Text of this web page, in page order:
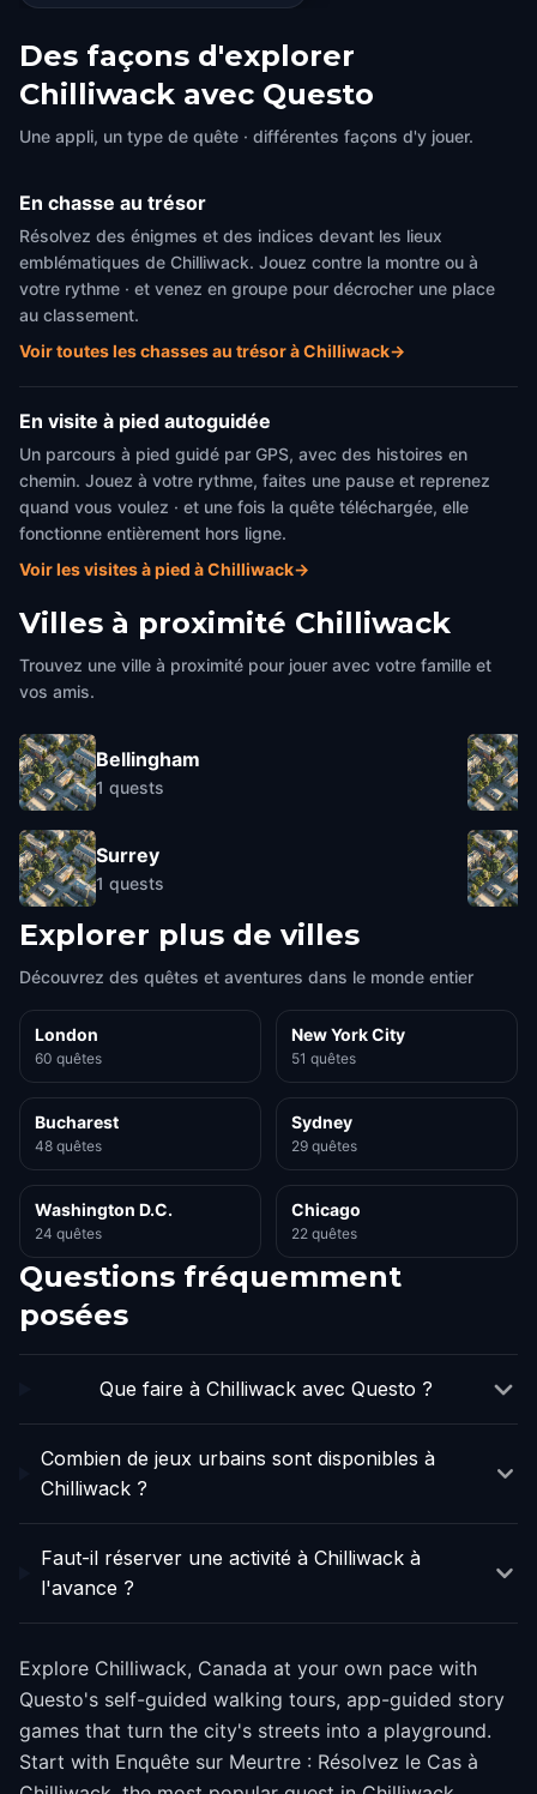
Des façons d'explorer
Chilliwack avec Questo
Une appli, un type de quête · différentes façons d'y jouer.
En chasse au trésor
Résolvez des énigmes et des indices devant les lieux
emblématiques de Chilliwack. Jouez contre la montre ou à
votre rythme · et venez en groupe pour décrocher une place
au classement.
Voir toutes les chasses au trésor à Chilliwack→
En visite à pied autoguidée
Un parcours à pied guidé par GPS, avec des histoires en
chemin. Jouez à votre rythme, faites une pause et reprenez
quand vous voulez · et une fois la quête téléchargée, elle
fonctionne entièrement hors ligne.
Voir les visites à pied à Chilliwack→
Villes à proximité Chilliwack
Trouvez une ville à proximité pour jouer avec votre famille et
vos amis.
Bellingham
1 quests
Surrey
1 quests
Explorer plus de villes
Découvrez des quêtes et aventures dans le monde entier
London
60 quêtes
New York City
51 quêtes
Bucharest
48 quêtes
Sydney
29 quêtes
Washington D.C.
24 quêtes
Chicago
22 quêtes
Questions fréquemment
posées
Que faire à Chilliwack avec Questo ?
Combien de jeux urbains sont disponibles à
Chilliwack ?
Faut-il réserver une activité à Chilliwack à
l'avance ?
Explore Chilliwack, Canada at your own pace with
Questo's self-guided walking tours, app-guided story
games that turn the city's streets into a playground.
Start with Enquête sur Meurtre : Résolvez le Cas à